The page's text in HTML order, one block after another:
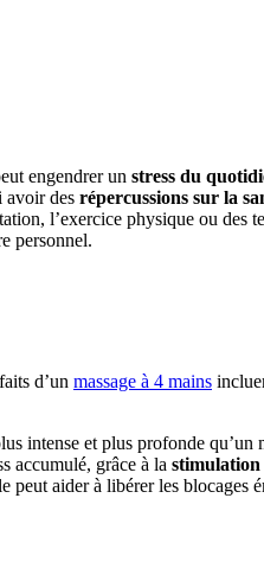
engendrer un stress du
avoir des répercussions sur la
l’exercice physique ou des
personnel.
d’un massage à 4 mains
intense et plus profonde qu’un
accumulé, grâce à la stimulation
aider à libérer les blocages